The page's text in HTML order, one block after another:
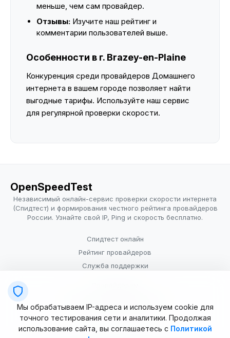
меньше, чем сам провайдер.
Отзывы: Изучите наш рейтинг и
комментарии пользователей выше.
Особенности в г. Brazey-en-Plaine
Конкуренция среди провайдеров Домашнего
интернета в вашем городе позволяет найти
выгодные тарифы. Используйте наш сервис
для регулярной проверки скорости.
OpenSpeedTest
Независимый онлайн-сервис проверки скорости интернета
(Спидтест) и формирования честного рейтинга провайдеров
России. Узнайте свой IP, Ping и скорость бесплатно.
Спидтест онлайн
Рейтинг провайдеров
Служба поддержки
Условия использования
Мы обрабатываем IP-адреса и используем cookie для
точного тестирования сети и аналитики. Продолжая
использование сайта, вы соглашаетесь с Политикой